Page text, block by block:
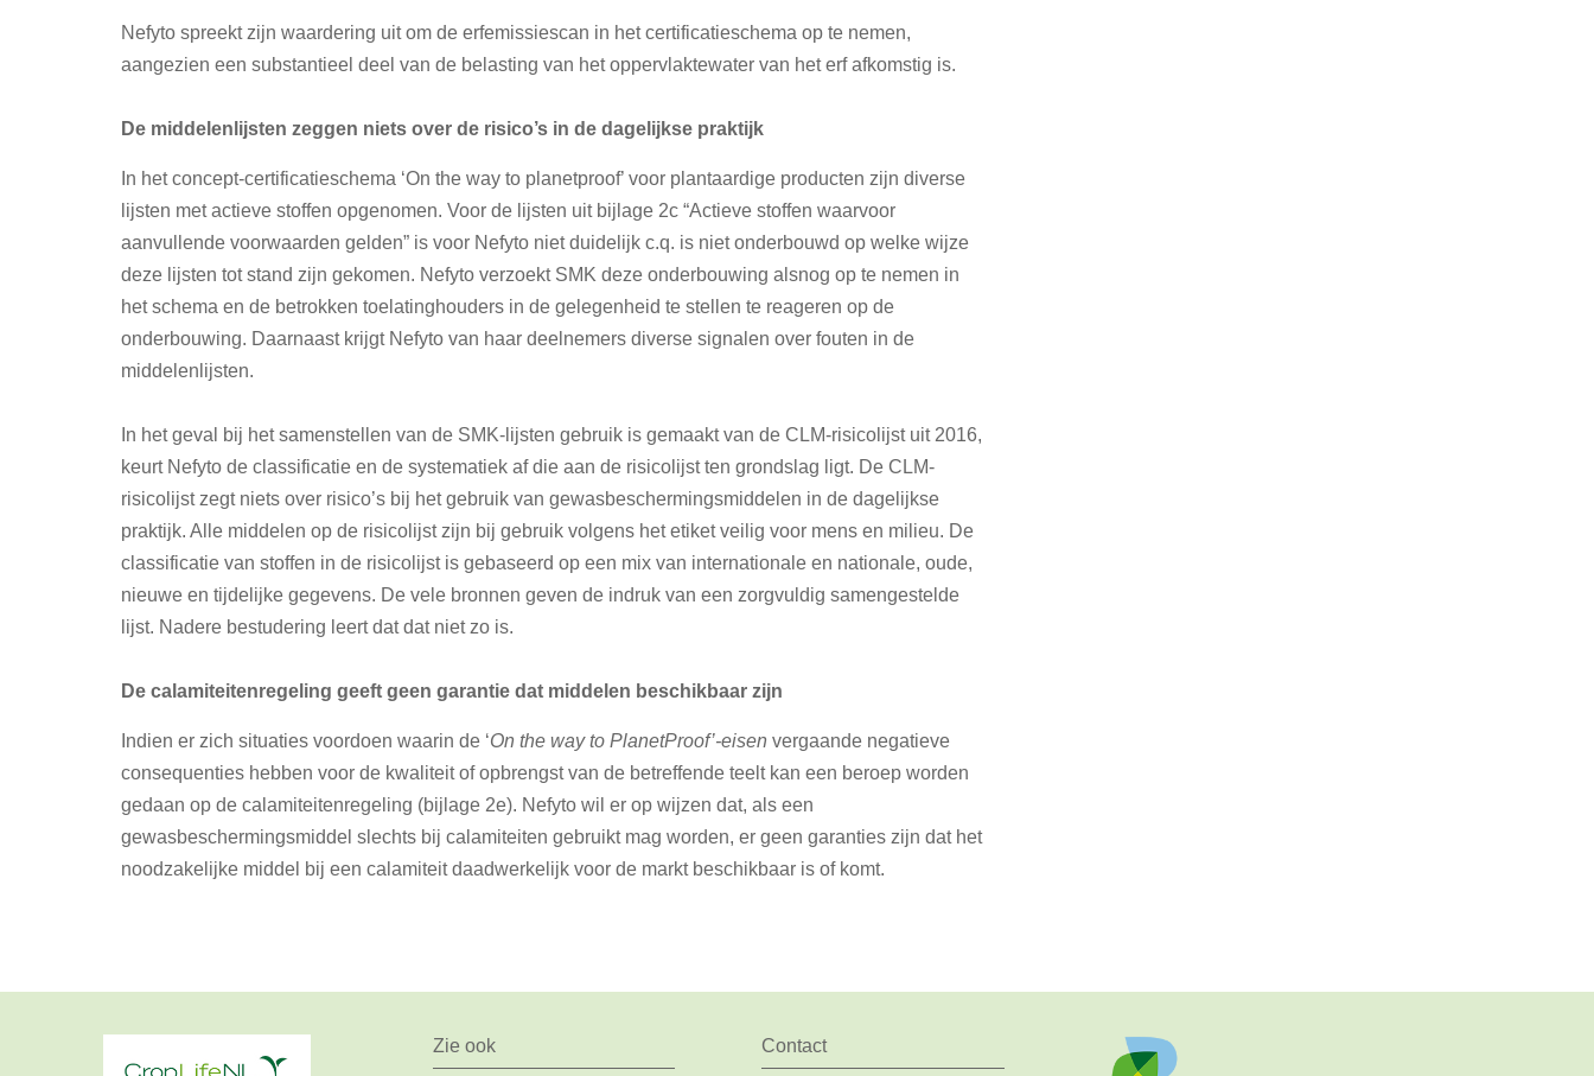
Nefyto spreekt zijn waardering uit om de erfemissiescan in het certificatieschema op te nemen,
aangezien een substantieel deel van de belasting van het oppervlaktewater van het erf afkomstig is.
De middelenlijsten zeggen niets over de risico’s in de dagelijkse praktijk
In het concept-certificatieschema ‘On the way to planetproof’ voor plantaardige producten zijn diverse
lijsten met actieve stoffen opgenomen. Voor de lijsten uit bijlage 2c “Actieve stoffen waarvoor
aanvullende voorwaarden gelden” is voor Nefyto niet duidelijk c.q. is niet onderbouwd op welke wijze
deze lijsten tot stand zijn gekomen. Nefyto verzoekt SMK deze onderbouwing alsnog op te nemen in
het schema en de betrokken toelatinghouders in de gelegenheid te stellen te reageren op de
onderbouwing. Daarnaast krijgt Nefyto van haar deelnemers diverse signalen over fouten in de
middelenlijsten.
In het geval bij het samenstellen van de SMK-lijsten gebruik is gemaakt van de CLM-risicolijst uit 2016,
keurt Nefyto de classificatie en de systematiek af die aan de risicolijst ten grondslag ligt. De CLM-
risicolijst zegt niets over risico’s bij het gebruik van gewasbeschermingsmiddelen in de dagelijkse
praktijk. Alle middelen op de risicolijst zijn bij gebruik volgens het etiket veilig voor mens en milieu. De
classificatie van stoffen in de risicolijst is gebaseerd op een mix van internationale en nationale, oude,
nieuwe en tijdelijke gegevens. De vele bronnen geven de indruk van een zorgvuldig samengestelde
lijst. Nadere bestudering leert dat dat niet zo is.
De calamiteitenregeling geeft geen garantie dat middelen beschikbaar zijn
Indien er zich situaties voordoen waarin de ‘On the way to PlanetProof’-eisen vergaande negatieve
consequenties hebben voor de kwaliteit of opbrengst van de betreffende teelt kan een beroep worden
gedaan op de calamiteitenregeling (bijlage 2e). Nefyto wil er op wijzen dat, als een
gewasbeschermingsmiddel slechts bij calamiteiten gebruikt mag worden, er geen garanties zijn dat het
noodzakelijke middel bij een calamiteit daadwerkelijk voor de markt beschikbaar is of komt.
Zie ook Contact